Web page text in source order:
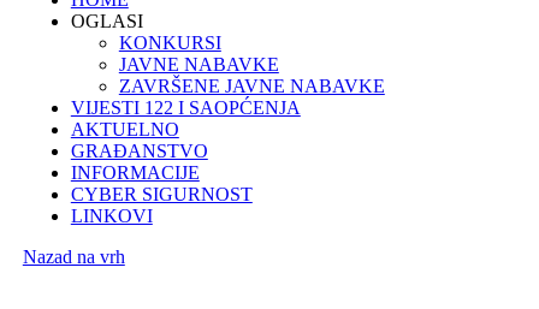
OGLASI
KONKURSI
JAVNE NABAVKE
ZAVRŠENE JAVNE NABAVKE
VIJESTI 122 I SAOPĆENJA
AKTUELNO
GRAĐANSTVO
INFORMACIJE
CYBER SIGURNOST
LINKOVI
Nazad na vrh